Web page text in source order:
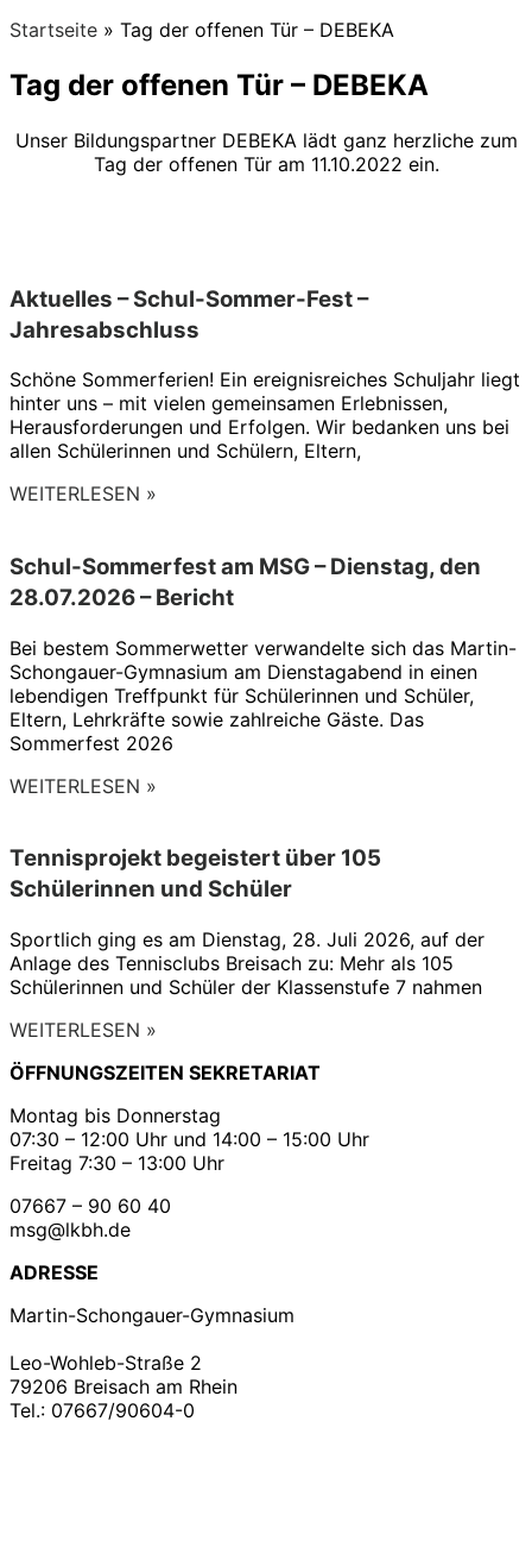
Startseite » Tag der offenen Tür – DEBEKA
Tag der offenen Tür – DEBEKA
Unser Bildungspartner DEBEKA lädt ganz herzliche zum
Tag der offenen Tür am 11.10.2022 ein.
Aktuelles – Schul-Sommer-Fest –
Jahresabschluss
Schöne Sommerferien! Ein ereignisreiches Schuljahr liegt
hinter uns – mit vielen gemeinsamen Erlebnissen,
Herausforderungen und Erfolgen. Wir bedanken uns bei
allen Schülerinnen und Schülern, Eltern,
WEITERLESEN »
Schul-Sommerfest am MSG – Dienstag, den
28.07.2026 – Bericht
Bei bestem Sommerwetter verwandelte sich das Martin-
Schongauer-Gymnasium am Dienstagabend in einen
lebendigen Treffpunkt für Schülerinnen und Schüler,
Eltern, Lehrkräfte sowie zahlreiche Gäste. Das
Sommerfest 2026
WEITERLESEN »
Tennisprojekt begeistert über 105
Schülerinnen und Schüler
Sportlich ging es am Dienstag, 28. Juli 2026, auf der
Anlage des Tennisclubs Breisach zu: Mehr als 105
Schülerinnen und Schüler der Klassenstufe 7 nahmen
WEITERLESEN »
ÖFFNUNGSZEITEN SEKRETARIAT
Montag bis Donnerstag
07:30 – 12:00 Uhr und 14:00 – 15:00 Uhr
Freitag 7:30 – 13:00 Uhr
07667 – 90 60 40
msg@lkbh.de
ADRESSE
Martin-Schongauer-Gymnasium
Leo-Wohleb-Straße 2
79206 Breisach am Rhein
Tel.: 07667/90604-0